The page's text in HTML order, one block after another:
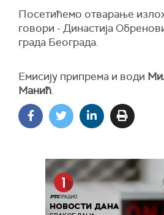
Посетићемо отварање
говори - Династија
града Београда.
Емисију припрема и води
Манић.